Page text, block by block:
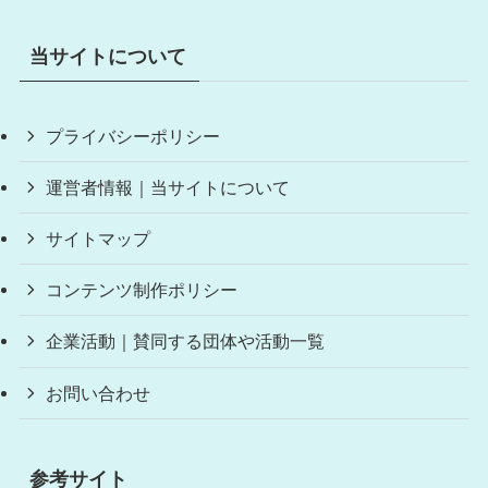
当サイトについて
プライバシーポリシー
運営者情報｜当サイトについて
サイトマップ
コンテンツ制作ポリシー
企業活動｜賛同する団体や活動一覧
お問い合わせ
参考サイト